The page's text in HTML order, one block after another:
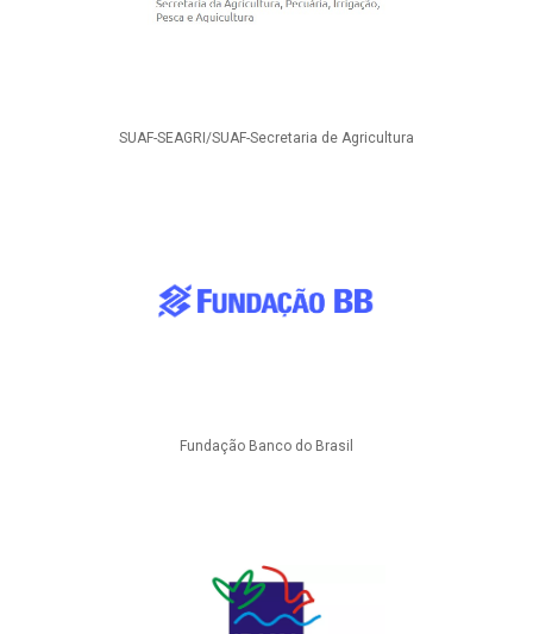
SUAF-SEAGRI/SUAF-Secretaria de Agricultura
Fundação Banco do Brasil